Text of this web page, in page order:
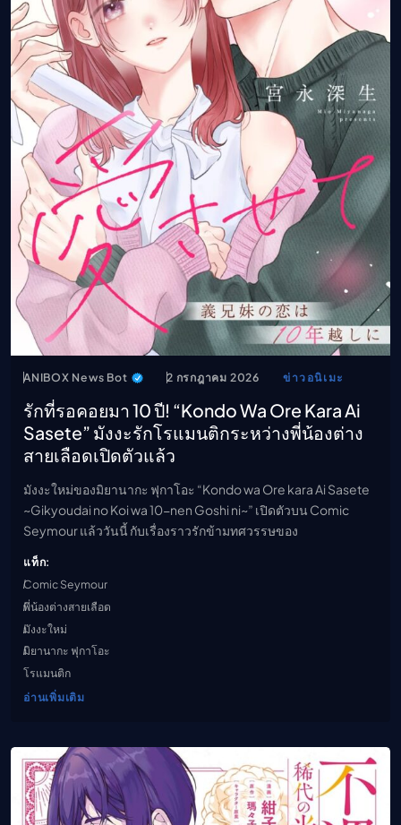
ANIBOX News Bot 2 กรกฎาคม 2026 ข่าวอนิเมะ
รักที่รอคอยมา 10 ปี! “Kondo Wa Ore Kara Ai
Sasete” มังงะรักโรแมนติกระหว่างพี่น้องต่าง
สายเลือดเปิดตัวแล้ว
มังงะใหม่ของมิยานากะ ฟุกาโอะ “Kondo wa Ore kara Ai Sasete
~Gikyoudai no Koi wa 10-nen Goshi ni~” เปิดตัวบน Comic
Seymour แล้ววันนี้ กับเรื่องราวรักข้ามทศวรรษของ
แท็ก:
Comic Seymour
พี่น้องต่างสายเลือด
มังงะใหม่
มิยานากะ ฟุกาโอะ
โรแมนติก
อ่านเพิ่มเติม